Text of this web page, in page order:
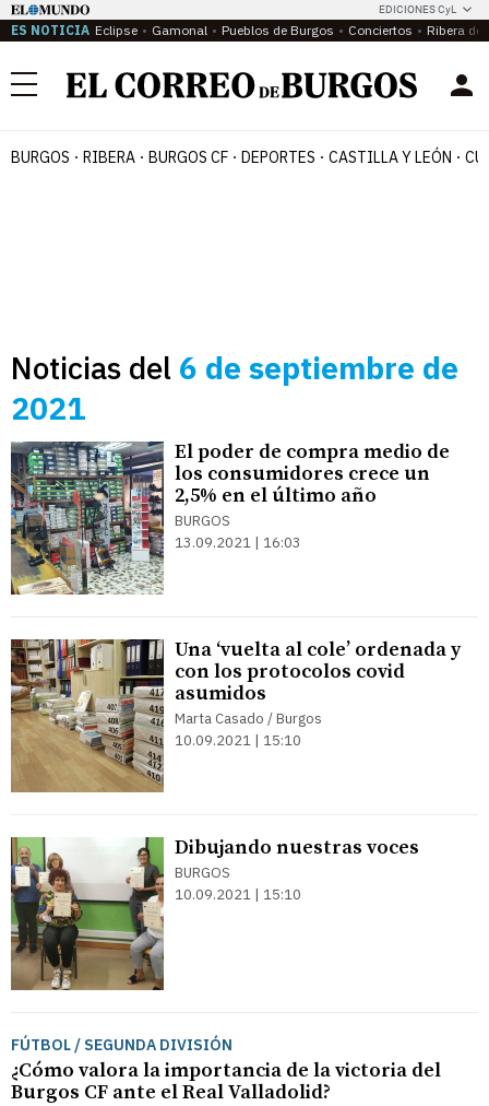
EDICIONES CyL
ES NOTICIA Eclipse Gamonal Pueblos de Burgos Conciertos Ribera del
Menú
BURGOS RIBERA BURGOS CF DEPORTES CASTILLA Y LEÓN
Noticias del 6 de septiembre de
2021
El poder de compra medio de
los consumidores crece un
2,5% en el último año
BURGOS
13.09.2021 | 16:03
Una ‘vuelta al cole’ ordenada y
con los protocolos covid
asumidos
Marta Casado / Burgos
10.09.2021 | 15:10
Dibujando nuestras voces
BURGOS
10.09.2021 | 15:10
FÚTBOL / SEGUNDA DIVISIÓN
¿Cómo valora la importancia de la victoria del
Burgos CF ante el Real Valladolid?